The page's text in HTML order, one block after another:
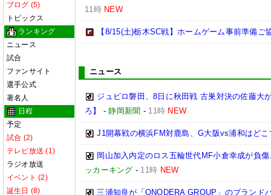
ブログ (5)
トピックス
ランキング
ニュース
試合
ファンサイト
選手公式
著名人
日程
予定
試合 (2)
テレビ放送 (1)
ラジオ放送
イベント (2)
誕生日 (8)
11時 NEW
【8/15(土)栃木SC戦】ホームゲーム事前準備ご
ニュース
ジュビロ磐田、8日に秋田戦 古巣対決の佐藤大
ろ】
-静岡新聞 - 11時 NEW
J1開幕戦の横浜FM対鹿島、G大阪vs浦和はど
岡山加入内定のロス五輪世代MF小倉幸成が負
ッカーキング - 11時 NEW
三浦知良が「ONODERA GROUP」のブランド